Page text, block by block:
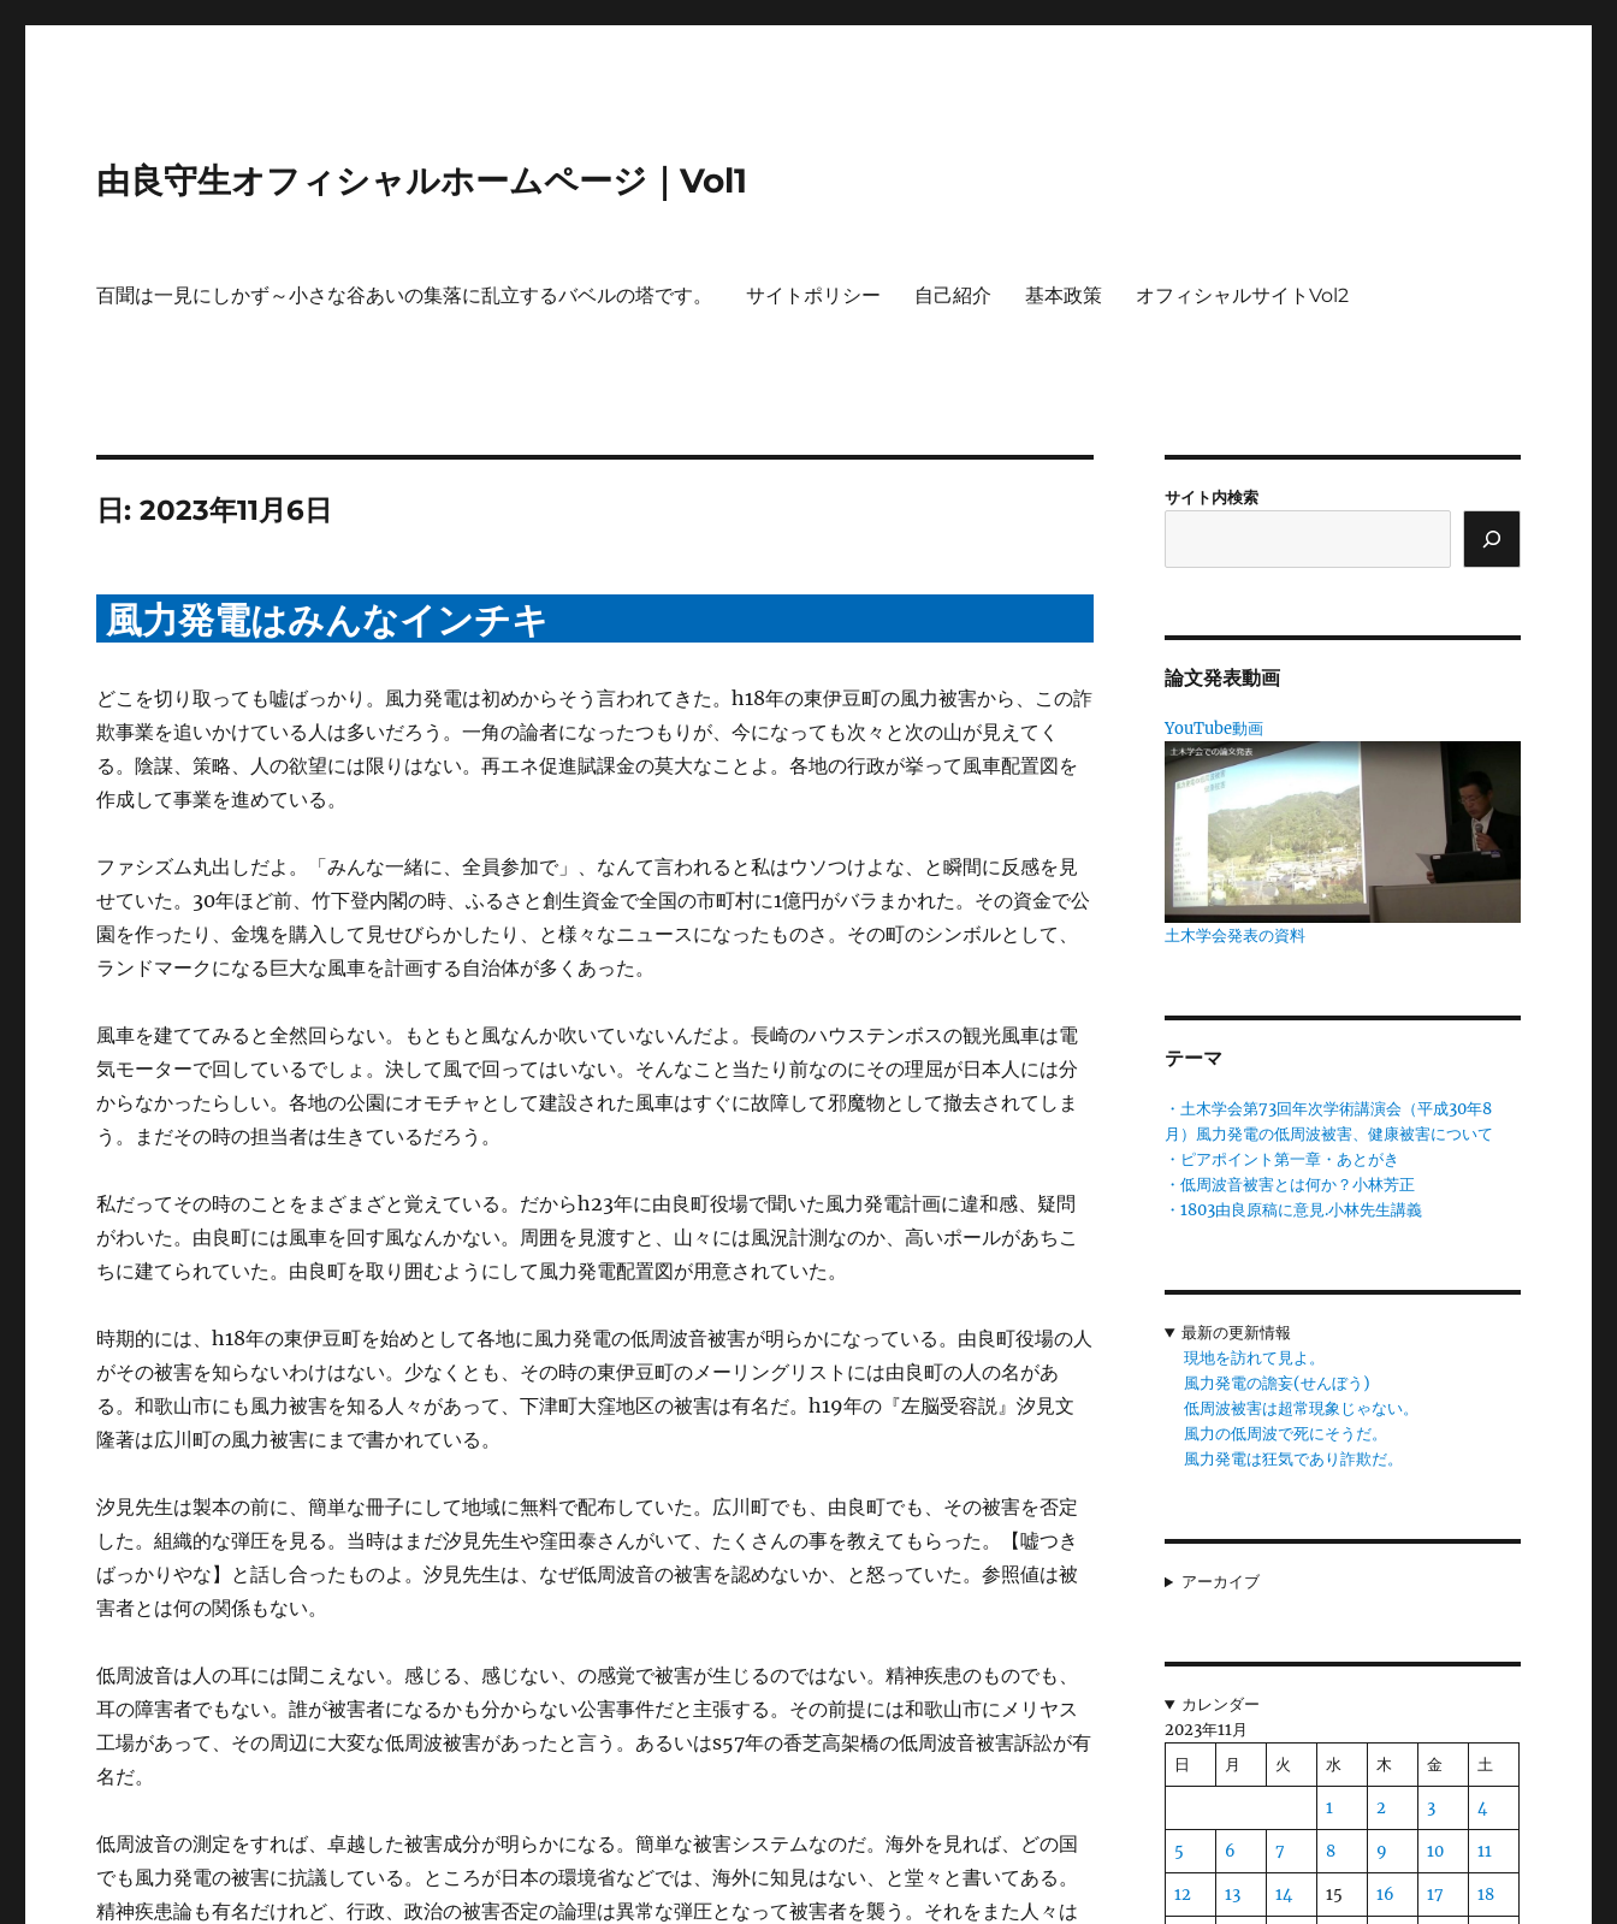
由良守生オフィシャルホームページ｜Vol1
百聞は一見にしかず～小さな谷あいの集落に乱立するバベルの塔です。 サイトポリシー 自己紹介 基本政策 オフィシャルサイトVol2
日:2023年11月6日
風力発電はみんなインチキ
どこを切り取っても嘘ばっかり。風力発電は初めからそう言われてきた。h18年の東伊豆町の風力被害から、この詐
欺事業を追いかけている人は多いだろう。一角の論者になったつもりが、今になっても次々と次の山が見えてく
る。陰謀、策略、人の欲望には限りはない。再エネ促進賦課金の莫大なことよ。各地の行政が挙って風車配置図を
作成して事業を進めている。
ファシズム丸出しだよ。「みんな一緒に、全員参加で」、なんて言われると私はウソつけよな、と瞬間に反感を見
せていた。30年ほど前、竹下登内閣の時、ふるさと創生資金で全国の市町村に1億円がバラまかれた。その資金で公
園を作ったり、金塊を購入して見せびらかしたり、と様々なニュースになったものさ。その町のシンボルとして、
ランドマークになる巨大な風車を計画する自治体が多くあった。
風車を建ててみると全然回らない。もともと風なんか吹いていないんだよ。長崎のハウステンボスの観光風車は電
気モーターで回しているでしょ。決して風で回ってはいない。そんなこと当たり前なのにその理屈が日本人には分
からなかったらしい。各地の公園にオモチャとして建設された風車はすぐに故障して邪魔物として撤去されてしま
う。まだその時の担当者は生きているだろう。
私だってその時のことをまざまざと覚えている。だからh23年に由良町役場で聞いた風力発電計画に違和感、疑問
がわいた。由良町には風車を回す風なんかない。周囲を見渡すと、山々には風況計測なのか、高いポールがあちこ
ちに建てられていた。由良町を取り囲むようにして風力発電配置図が用意されていた。
時期的には、h18年の東伊豆町を始めとして各地に風力発電の低周波音被害が明らかになっている。由良町役場の人
がその被害を知らないわけはない。少なくとも、その時の東伊豆町のメーリングリストには由良町の人の名があ
る。和歌山市にも風力被害を知る人々があって、下津町大窪地区の被害は有名だ。h19年の『左脳受容説』汐見文
隆著は広川町の風力被害にまで書かれている。
汐見先生は製本の前に、簡単な冊子にして地域に無料で配布していた。広川町でも、由良町でも、その被害を否定
した。組織的な弾圧を見る。当時はまだ汐見先生や窪田泰さんがいて、たくさんの事を教えてもらった。【嘘つき
ばっかりやな】と話し合ったものよ。汐見先生は、なぜ低周波音の被害を認めないか、と怒っていた。参照値は被
害者とは何の関係もない。
低周波音は人の耳には聞こえない。感じる、感じない、の感覚で被害が生じるのではない。精神疾患のものでも、
耳の障害者でもない。誰が被害者になるかも分からない公害事件だと主張する。その前提には和歌山市にメリヤス
工場があって、その周辺に大変な低周波被害があったと言う。あるいはs57年の香芝高架橋の低周波音被害訴訟が有
名だ。
低周波音の測定をすれば、卓越した被害成分が明らかになる。簡単な被害システムなのだ。海外を見れば、どの国
でも風力発電の被害に抗議している。ところが日本の環境省などでは、海外に知見はない、と堂々と書いてある。
精神疾患論も有名だけれど、行政、政治の被害否定の論理は異常な弾圧となって被害者を襲う。それをまた人々は
サイト内検索
論文発表動画
YouTube動画
土木学会発表の資料
テーマ
・土木学会第73回年次学術講演会（平成30年8
月）風力発電の低周波被害、健康被害について
・ピアポイント第一章・あとがき
・低周波音被害とは何か？小林芳正
・1803由良原稿に意見.小林先生講義
最新の更新情報
現地を訪れて見よ。
風力発電の譫妄(せんぼう)
低周波被害は超常現象じゃない。
風力の低周波で死にそうだ。
風力発電は狂気であり詐欺だ。
アーカイブ
カレンダー
2023年11月
日
月 火 水 木 金 土
1 2 3 4
5 6 7 8 9 10 11
12 13 14 15 16 17 18